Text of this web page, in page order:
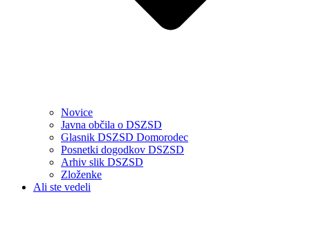
Novice
Javna občila o DSZSD
Glasnik DSZSD Domorodec
Posnetki dogodkov DSZSD
Arhiv slik DSZSD
Zloženke
Ali ste vedeli